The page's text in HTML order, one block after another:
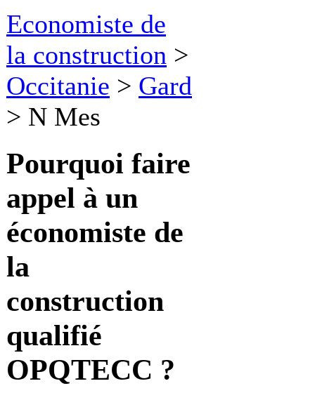
Economiste de
la construction >
Occitanie > Gard
> N Mes
Pourquoi faire
appel à un
économiste de
la
construction
qualifié
OPQTECC ?